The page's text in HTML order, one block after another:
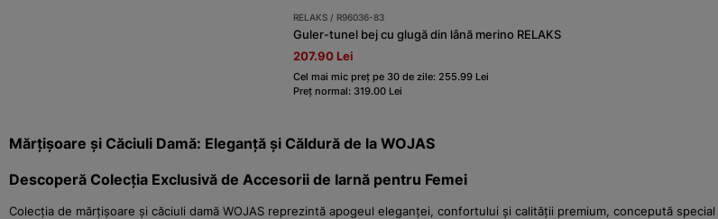
RELAKS / R96036-83
Guler-tunel bej cu glugă din lână merino RELAKS
207.90 Lei
Cel mai mic preț pe 30 de zile: 255.99 Lei
Preț normal: 319.00 Lei
Mărțișoare și Căciuli Damă: Eleganță și Căldură de la WOJAS
Descoperă Colecția Exclusivă de Accesorii de Iarnă pentru Femei
Colecția de mărțișoare și căciuli damă WOJAS reprezintă apogeul eleganței, confortului și calității premium, concepută